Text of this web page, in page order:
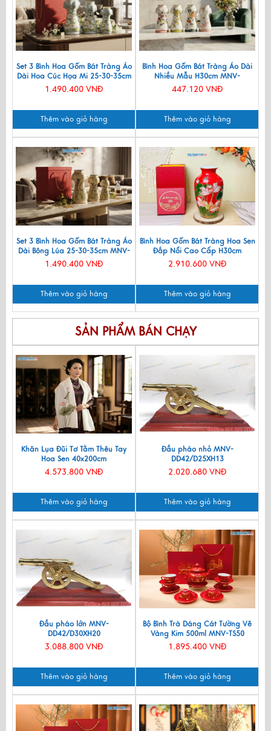
Set 3 Bình Hoa Gốm Bát Tràng Áo
Dài Hoa Cúc Họa Mi 25-30-35cm
MNV-LHGLH03/3
1.490.400 VNĐ
Thêm vào giỏ hàng
Bình Hoa Gốm Bát Tràng Áo Dài
Nhiều Mẫu H30cm MNV-
LHGLH03
447.120 VNĐ
Thêm vào giỏ hàng
Set 3 Bình Hoa Gốm Bát Tràng Áo
Dài Bông Lúa 25-30-35cm MNV-
LHGLH03/4
1.490.400 VNĐ
Thêm vào giỏ hàng
Bình Hoa Gốm Bát Tràng Hoa Sen
Đắp Nổi Cao Cấp H30cm
LHGML01-4
2.910.600 VNĐ
Thêm vào giỏ hàng
SẢN PHẨM BÁN CHẠY
Khăn Lụa Đũi Tơ Tằm Thêu Tay
Hoa Sen 40x200cm
KLNC40200/10
4.573.800 VNĐ
Thêm vào giỏ hàng
Đầu pháo nhỏ MNV-
DD42/D25XH13
2.020.680 VNĐ
Thêm vào giỏ hàng
Đầu pháo lớn MNV-
DD42/D30XH20
3.088.800 VNĐ
Thêm vào giỏ hàng
Bộ Bình Trà Dáng Cát Tường Vẽ
Vàng Kim 500ml MNV-TS50
1.895.400 VNĐ
Thêm vào giỏ hàng